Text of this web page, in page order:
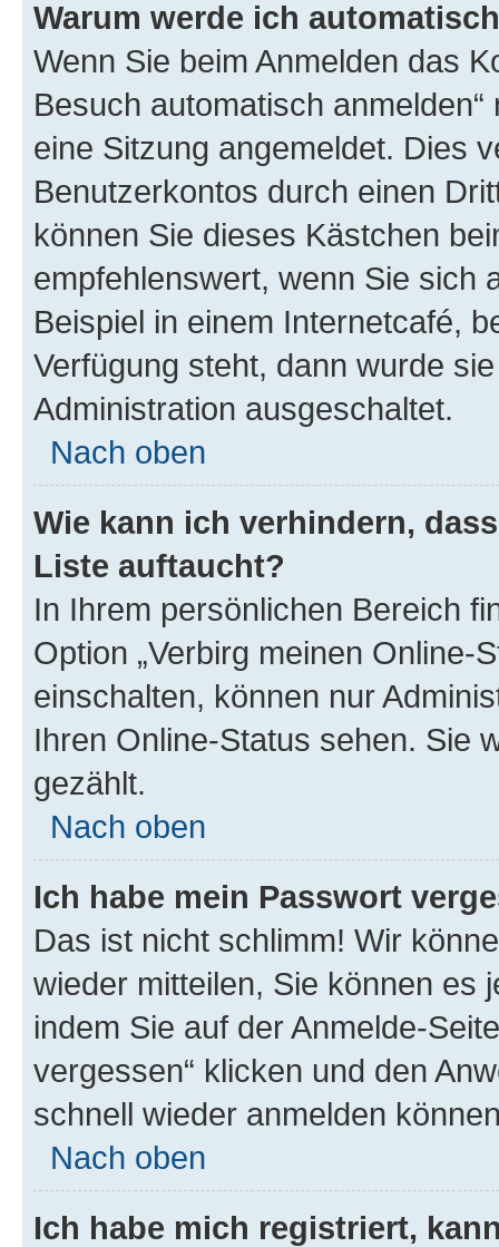
Warum werde ich
Wenn Sie beim Anmelden das
Besuch automatisch
eine Sitzung angemeldet. Dies
Benutzerkontos durch einen
können Sie dieses Kästchen
empfehlenswert, wenn Sie sich
Beispiel in einem Internetcafé,
Verfügung steht, dann wurde
Administration ausgeschaltet.
Nach oben
Wie kann ich verhindern,
Liste auftaucht?
In Ihrem persönlichen Bereich
Option „Verbirg meinen Online-
einschalten, können nur
Ihren Online-Status sehen. Sie
gezählt.
Nach oben
Ich habe mein Passwort
Das ist nicht schlimm! Wir
wieder mitteilen, Sie können es
indem Sie auf der Anmelde-
vergessen“ klicken und den
schnell wieder anmelden
Nach oben
Ich habe mich registriert,